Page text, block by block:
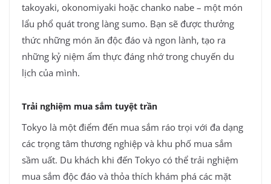
takoyaki, okonomiyaki hoặc chanko nabe – một món
lẩu phổ quát trong làng sumo. Bạn sẽ được thưởng
thức những món ăn độc đáo và ngon lành, tạo ra
những kỷ niệm ẩm thực đáng nhớ trong chuyến du
lịch của mình.
Trải nghiệm mua sắm tuyệt trần
Tokyo là một điểm đến mua sắm ráo trọi với đa dạng
các trọng tâm thương nghiệp và khu phố mua sắm
sầm uất. Du khách khi đến Tokyo có thể trải nghiệm
mua sắm độc đáo và thỏa thích khám phá các mặt